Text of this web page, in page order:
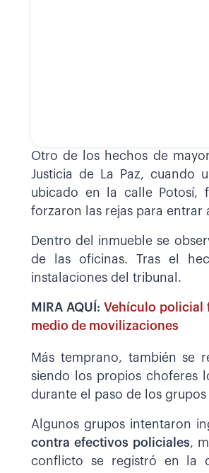
Otro de los hechos de
Justicia de La Paz, cuando
ubicado en la calle Potosí,
forzaron las rejas para entrar
Dentro del inmueble se
de las oficinas. Tras el
instalaciones del tribunal.
MIRA AQUÍ: Vehículo policial
medio de movilizaciones
Más temprano, también se
siendo los propios choferes
durante el paso de los grupos
Algunos grupos intentaron
contra efectivos policiales,
conflicto se registró en la